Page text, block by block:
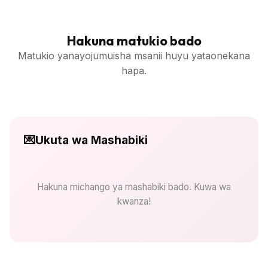
Hakuna matukio bado
Matukio yanayojumuisha msanii huyu yataonekana
hapa.
💌Ukuta wa Mashabiki
Hakuna michango ya mashabiki bado. Kuwa wa
kwanza!